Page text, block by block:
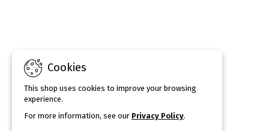
Cookies
This shop uses cookies to improve your browsing
experience.
For more information, see our Privacy Policy.